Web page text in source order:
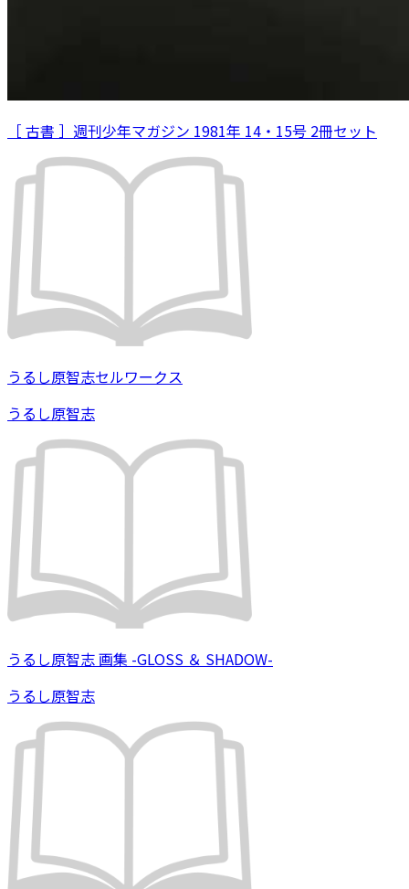
［ 古書 ］週刊少年マガジン 1981年 14・15号 2冊セット
うるし原智志セルワークス
うるし原智志
うるし原智志 画集 -GLOSS ＆ SHADOW-
うるし原智志